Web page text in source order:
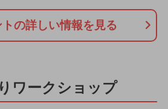
の詳しい情報を見る
ワークショップ